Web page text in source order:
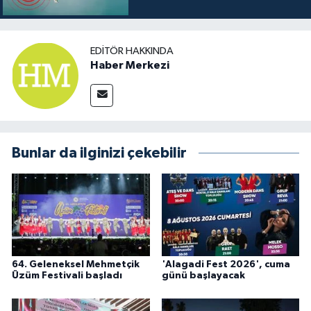
EDITÖR HAKKINDA
Haber Merkezi
Bunlar da ilginizi çekebilir
64. Geleneksel Mehmetçik
Üzüm Festivali başladı
'Alagadi Fest 2026', cuma
günü başlayacak